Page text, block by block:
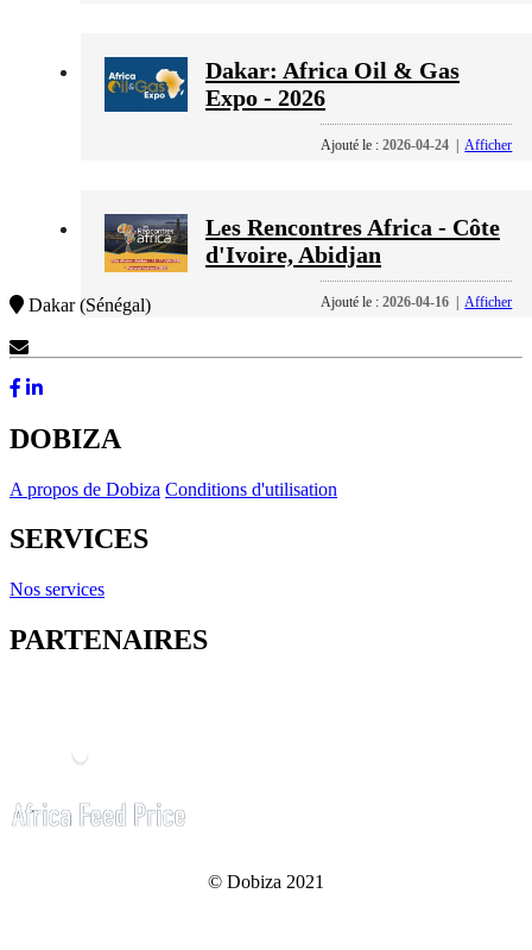
Dakar: Africa Oil & Gas
Expo - 2026
Ajouté le :2026-04-24 |Afficher
Les Rencontres Africa - Côte
d'Ivoire, Abidjan
Ajouté le :2026-04-16 |Afficher
Dakar (Sénégal)
DOBIZA
A propos de Dobiza Conditions d'utilisation
SERVICES
Nos services
PARTENAIRES
© Dobiza 2021